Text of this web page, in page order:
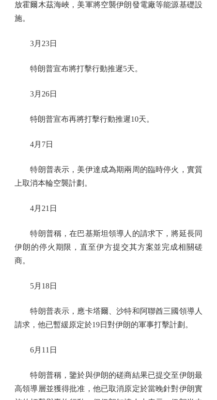
放霍爾木茲海峽，美軍將空襲伊朗發電廠等能源基礎設
施。
3月23日
特朗普宣布將打擊行動推遲5天。
3月26日
特朗普宣布再將打擊行動推遲10天。
4月7日
特朗普表示，美伊達成為期兩周的臨時停火，實質
上取消本輪空襲計劃。
4月21日
特朗普稱，在巴基斯坦領導人的請求下，將延長同
伊朗的停火期限，直至伊方提交其方案並完成相關磋
商。
5月18日
特朗普表示，應卡塔爾、沙特和阿聯酋三國領導人
請求，他已暫緩原定於19日對伊朗的軍事打擊計劃。
6月11日
特朗普稱，鑒於與伊朗的磋商結果已提交至伊朗最
高領導層並獲得批准，他已取消原定於當晚針對伊朗實